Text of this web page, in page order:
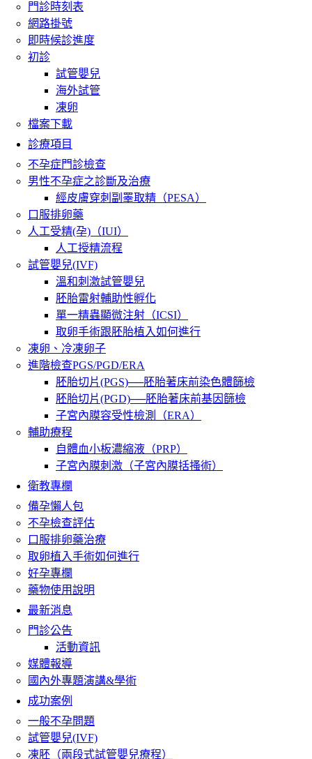
門診時刻表
網路掛號
即時候診進度
初診
試管嬰兒
海外試管
凍卵
檔案下載
診療項目
不孕症門診檢查
男性不孕症之診斷及治療
經皮膚穿刺副睪取精（PESA）
口服排卵藥
人工受精(孕)（IUI）
人工授精流程
試管嬰兒(IVF)
溫和刺激試管嬰兒
胚胎雷射輔助性孵化
單一精蟲顯微注射（ICSI）
取卵手術跟胚胎植入如何進行
凍卵、冷凍卵子
進階檢查PGS/PGD/ERA
胚胎切片(PGS)──胚胎著床前染色體篩檢
胚胎切片(PGD)──胚胎著床前基因篩檢
子宮內膜容受性檢測（ERA）
輔助療程
自體血小板濃縮液（PRP）
子宮內膜刺激（子宮內膜括搔術）
衛教專欄
備孕懶人包
不孕檢查評估
口服排卵藥治療
取卵植入手術如何進行
好孕專欄
藥物使用說明
最新消息
門診公告
活動資訊
媒體報導
國內外專題演講&學術
成功案例
一般不孕問題
試管嬰兒(IVF)
凍胚（兩段式試管嬰兒療程）